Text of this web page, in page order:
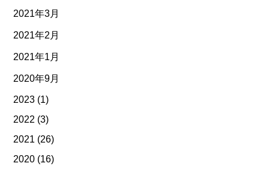
2021年3月
2021年2月
2021年1月
2020年9月
2023 (1)
2022 (3)
2021 (26)
2020 (16)